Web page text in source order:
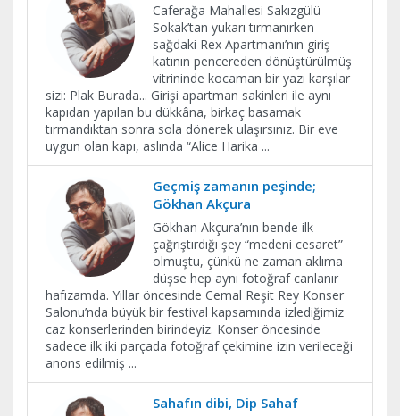
Caferağa Mahallesi Sakızgülü
Sokak’tan yukarı tırmanırken
sağdaki Rex Apartmanı’nın giriş
katının pencereden dönüştürülmüş
vitrininde kocaman bir yazı karşılar
sizi: Plak Burada... Girişi apartman sakinleri ile aynı
kapıdan yapılan bu dükkâna, birkaç basamak
tırmandıktan sonra sola dönerek ulaşırsınız. Bir eve
uygun olan kapı, aslında “Alice Harika ...
Geçmiş zamanın peşinde;
Gökhan Akçura
Gökhan Akçura’nın bende ilk
çağrıştırdığı şey “medeni cesaret”
olmuştu, çünkü ne zaman aklıma
düşse hep aynı fotoğraf canlanır
hafızamda. Yıllar öncesinde Cemal Reşit Rey Konser
Salonu’nda büyük bir festival kapsamında izlediğimiz
caz konserlerinden birindeyiz. Konser öncesinde
sadece ilk iki parçada fotoğraf çekimine izin verileceği
anons edilmiş ...
Sahafın dibi, Dip Sahaf